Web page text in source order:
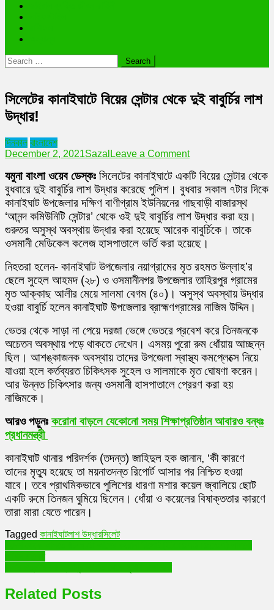
Search
for:
সিলেটের কানাইঘাটে বিয়ের সেন্টার থেকে দুই বাবুর্চির লাশ
উদ্ধার!
দিনকাল বাংলাদেশ
December 2, 2021Sazal Leave a Commenton
কানাইঘাটে
বিয়ের
সেন্টার
থেকে
দুই
বাবুর্চির
লাশ
যমুনাবাংলাওয়েবডেস্কঃ সিলেটের কানাইঘাটে একটি বিয়ের সেন্টার থেকে
বুধবারে দুই বাবুর্চির লাশ উদ্ধার করেছে পুলিশ। বুধবার সকাল ৭টার দিকে
কানাইঘাট উপজেলার দক্ষিণ বাণীগ্রাম ইউনিয়নের গাছবাড়ী বাজারস্থ
‘আনন্দ কমিউনিটি সেন্টার’ থেকে ওই দুই বাবুর্চির লাশ উদ্ধার করা হয়।
গুরুতর অসুস্থ অবস্থায় উদ্ধার করা হয়েছে আরেক বাবুর্চিকে। তাকে
ওসমানী মেডিকেল কলেজ হাসপাতালে ভর্তি করা হয়েছে।
নিহতরা হলেন- কানাইঘাট উপজেলার নয়াগ্রামের মৃত রহমত উল্লাহ’র
ছেলে সুহেল আহমদ (২৮) ও ওসমানীনগর উপজেলার তাহিরপুর গ্রামের
মৃত আক্কাছ আলীর মেয়ে সালমা বেগম (৪০)। অসুস্থ অবস্থায় উদ্ধার
হওয়া বাবুর্চি হলেন কানাইঘাট উপজেলার ব্রাহ্মণগ্রামের নাজিম উদ্দিন।
ভেতর থেকে সাড়া না পেয়ে দরজা ভেঙ্গে ভেতরে প্রবেশ করে তিনজনকে
অচেতন অবস্থায় পড়ে থাকতে দেখেন। এসময় পুরো রুম ধোঁয়ায় আচ্ছন্ন
ছিল। আশঙ্কাজনক অবস্থায় তাদের উপজেলা স্বাস্থ্য কমপ্লেক্সে নিয়ে
যাওয়া হলে কর্তব্যরত চিকিৎসক সুহেল ও সালমাকে মৃত ঘোষণা করেন।
আর উন্নত চিকিৎসার জন্য ওসমানী হাসপাতালে প্রেরণ করা হয়
নাজিমকে।
আরও পড়ুনঃ করোনা বাড়লে যেকোনো সময় শিক্ষাপ্রতিষ্ঠান আবারও বন্ধঃ
প্রধানমন্ত্রী
কানাইঘাট থানার পরিদর্শক (তদন্ত) জাহিদুল হক জানান, ‘কী কারণে
তাদের মৃত্যু হয়েছে তা ময়নাতদন্ত রিপোর্ট আসার পর নিশ্চিত হওয়া
যাবে। তবে প্রাথমিকভাবে পুলিশের ধারণা মশার কয়েল জ্বালিয়ে ছোট
একটি রুমে তিনজন ঘুমিয়ে ছিলেন। ধোঁয়া ও কয়েলের বিষাক্ততার কারণে
তারা মারা যেতে পারেন।
Tagged কানাইঘাটলাশ উদ্ধারসিলেট
Post
navigation
Related Posts